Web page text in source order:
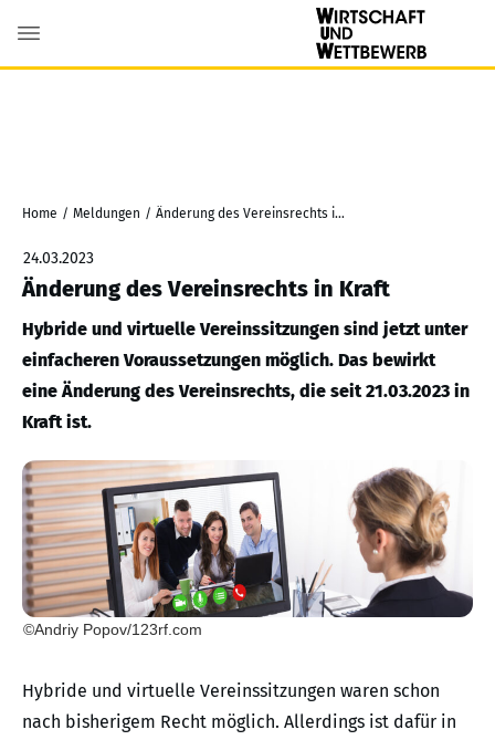
Home / Meldungen / Änderung des Vereinsrechts in Kraft
24.03.2023
Änderung des Vereinsrechts in Kraft
Hybride und virtuelle Vereinssitzungen sind jetzt unter
einfacheren Voraussetzungen möglich. Das bewirkt
eine Änderung des Vereinsrechts, die seit 21.03.2023 in
Kraft ist.
©Andriy Popov/123rf.com
Hybride und virtuelle Vereinssitzungen waren schon
nach bisherigem Recht möglich. Allerdings ist dafür in